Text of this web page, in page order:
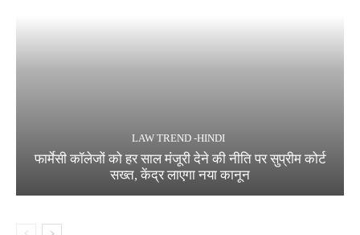
LAW TREND -HINDI
फार्मेसी कॉलेजों को हर साल मंजूरी देने की नीति पर सुप्रीम कोर्ट
सख्त, केंद्र लाएगा नया कानून